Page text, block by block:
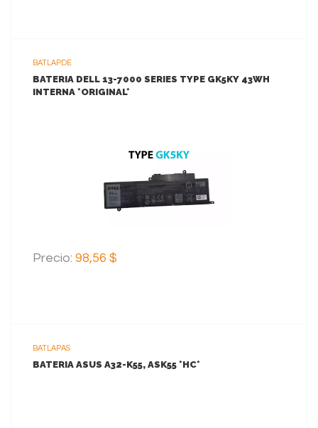
BATLAPDE
BATERIA DELL 13-7000 SERIES TYPE GK5KY 43WH
INTERNA *ORIGINAL*
AGREGAR AL CARRITO
Precio: 98,56 $
BATLAPAS
BATERIA ASUS A32-K55, ASK55 *HC*